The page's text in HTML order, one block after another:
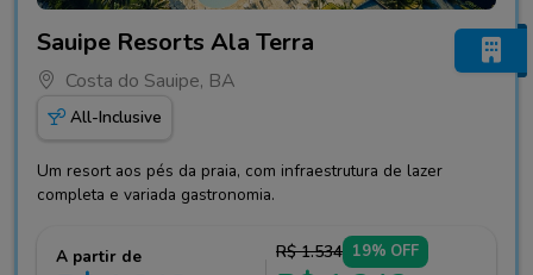
Sauipe Resorts Ala Terra
Costa do Sauipe, BA
All-Inclusive
Um resort aos pés da praia, com infraestrutura de lazer
completa e variada gastronomia.
A partir de R$ 1.534 19% OFF